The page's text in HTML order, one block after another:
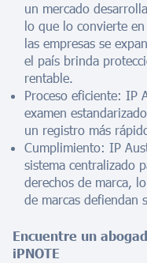
un mercado
lo que lo convierte
las empresas se
el país brinda
rentable.
Proceso eficiente: IP
examen
un registro más
Cumplimiento: IP
sistema centralizado
derechos de marca,
de marcas defiendan
Encuentre un
iPNOTE